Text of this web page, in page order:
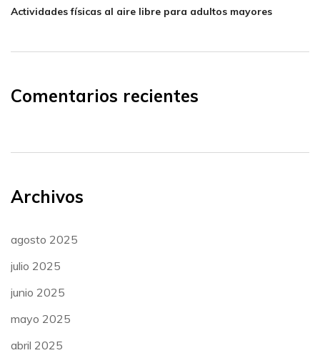
Actividades físicas al aire libre para adultos mayores
Comentarios recientes
Archivos
agosto 2025
julio 2025
junio 2025
mayo 2025
abril 2025